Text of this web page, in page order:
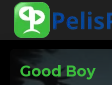
Good Boy